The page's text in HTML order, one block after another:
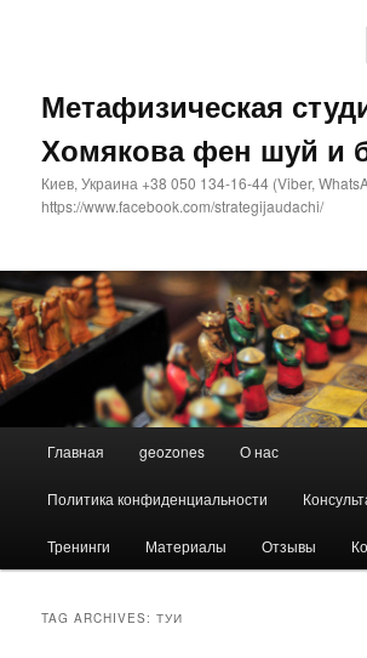
Метафизическая
Хомякова фен шуй и
Киев, Украина +38 050 134-16-44 (Viber,
https://www.facebook.com/strategijaudachi/
Skip
to
primary
content
Skip
to
secondary
content
Главная geozones О нас
Политика конфиденциальности
Тренинги Материалы Отзывы
TAG ARCHIVES:ТУИ